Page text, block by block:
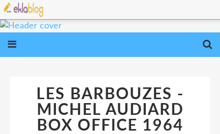
LES BARBOUZES -
MICHEL AUDIARD
BOX OFFICE 1964